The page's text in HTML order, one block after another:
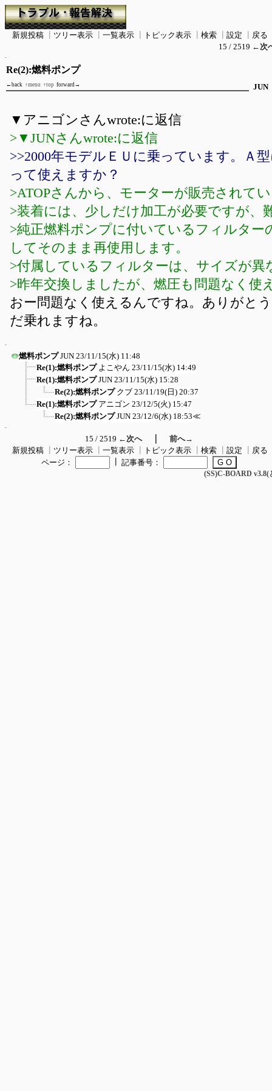
新規投稿 ツリー表示 一覧表示 トピック表示 検索 設定
戻る
15 / 2519 ←次
Re(2):燃料ポンプ
←back ↑menu ↑top forward→ JUN
▼アニゴンさんwrote:に返信
>▼JUNさんwrote:に返信
>>2000年モデルＥＵに乗っています。Ａ
って使えますか？
>ATOPさんから、モーターが販売されて
>装着には、少しだけ加工が必要ですが、
>純正燃料ポンプに付いているフィルター
してそのまま再使用します。
>付属しているフィルターは、サイズが異
>昨年交換しましたが、燃圧も問題なく使
おー問題なく使えるんですね。ありがと
だ乗れますね。
燃料ポンプ JUN 23/11/15(水) 11:48
Re(1):燃料ポンプ よこやん 23/11/15(水) 14:49
Re(1):燃料ポンプ JUN 23/11/15(水) 15:28
Re(2):燃料ポンプ クブ 23/11/19(日) 20:37
Re(1):燃料ポンプ アニゴン 23/12/5(火) 15:47
Re(2):燃料ポンプ JUN 23/12/6(水) 18:53≪
15 / 2519 ←次へ｜ 前へ→
新規投稿
ツリー表示 一覧表示 トピック表示 検索 設定
戻る
ページ：
記事番号：
(SS)C-BOARD v3.8(